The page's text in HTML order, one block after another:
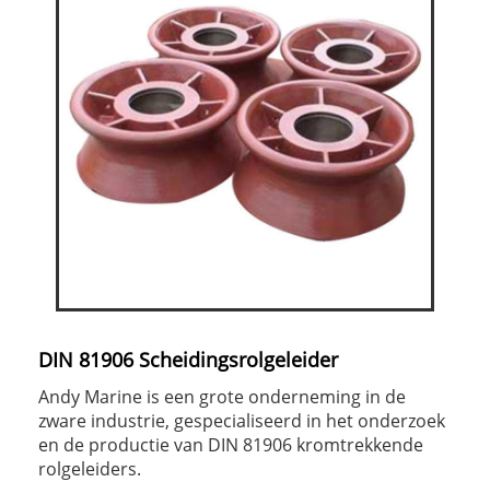
DIN 81906 Scheidingsrolgeleider
Andy Marine is een grote onderneming in de
zware industrie, gespecialiseerd in het onderzoek
en de productie van DIN 81906 kromtrekkende
rolgeleiders.